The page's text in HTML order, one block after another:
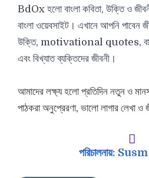
BdOx হলো বাংলা কবিতা, উক্তি ও
বাংলা ওয়েবসাইট। এখানে আপনি পাবেন
উক্তি, motivational quotes,
এবং বিখ্যাত ব্যক্তিদের জীবনী।
আমাদের লক্ষ্য হলো প্রতিদিন নতুন ও
পাঠকরা অনুপ্রেরণা, ভালো লাগার লেখা ও
পরিচালনায়: